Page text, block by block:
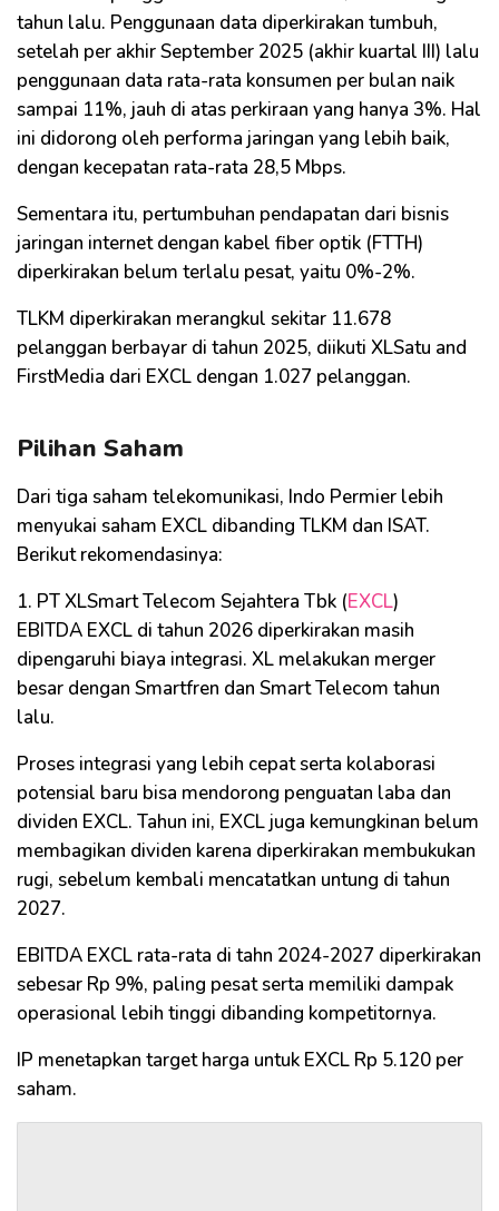
tahun lalu. Penggunaan data diperkirakan tumbuh,
setelah per akhir September 2025 (akhir kuartal III) lalu
penggunaan data rata-rata konsumen per bulan naik
sampai 11%, jauh di atas perkiraan yang hanya 3%. Hal
ini didorong oleh performa jaringan yang lebih baik,
dengan kecepatan rata-rata 28,5 Mbps.
Sementara itu, pertumbuhan pendapatan dari bisnis
jaringan internet dengan kabel fiber optik (FTTH)
diperkirakan belum terlalu pesat, yaitu 0%-2%.
TLKM diperkirakan merangkul sekitar 11.678
pelanggan berbayar di tahun 2025, diikuti XLSatu and
FirstMedia dari EXCL dengan 1.027 pelanggan.
Pilihan Saham
Dari tiga saham telekomunikasi, Indo Permier lebih
menyukai saham EXCL dibanding TLKM dan ISAT.
Berikut rekomendasinya:
1. PT XLSmart Telecom Sejahtera Tbk (EXCL)
EBITDA EXCL di tahun 2026 diperkirakan masih
dipengaruhi biaya integrasi. XL melakukan merger
besar dengan Smartfren dan Smart Telecom tahun
lalu.
Proses integrasi yang lebih cepat serta kolaborasi
potensial baru bisa mendorong penguatan laba dan
dividen EXCL. Tahun ini, EXCL juga kemungkinan belum
membagikan dividen karena diperkirakan membukukan
rugi, sebelum kembali mencatatkan untung di tahun
2027.
EBITDA EXCL rata-rata di tahn 2024-2027 diperkirakan
sebesar Rp 9%, paling pesat serta memiliki dampak
operasional lebih tinggi dibanding kompetitornya.
IP menetapkan target harga untuk EXCL Rp 5.120 per
saham.